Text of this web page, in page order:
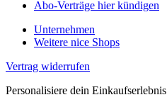
Abo-Verträge hier kündigen
Unternehmen
Weitere nice Shops
Vertrag widerrufen
Personalisiere dein Einkaufserlebnis